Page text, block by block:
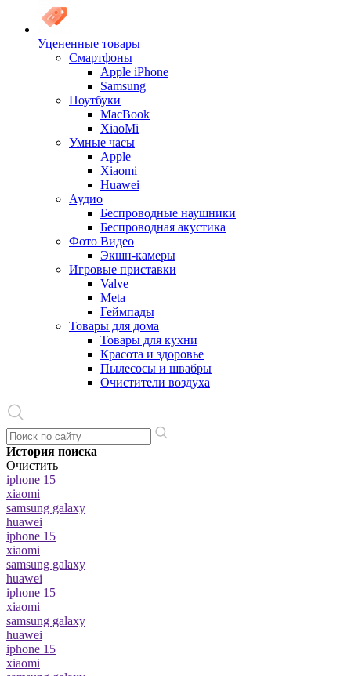
Уцененные товары
Cмартфоны
Apple iPhone
Samsung
Ноутбуки
MacBook
XiaoMi
Умные часы
Apple
Xiaomi
Huawei
Аудио
Беспроводные наушники
Беспроводная акустика
Фото Видео
Экшн-камеры
Игровые приставки
Valve
Meta
Геймпады
Товары для дома
Товары для кухни
Красота и здоровье
Пылесосы и швабры
Очистители воздуха
История поиска
Очистить
iphone 15
xiaomi
samsung galaxy
huawei
iphone 15
xiaomi
samsung galaxy
huawei
iphone 15
xiaomi
samsung galaxy
huawei
iphone 15
xiaomi